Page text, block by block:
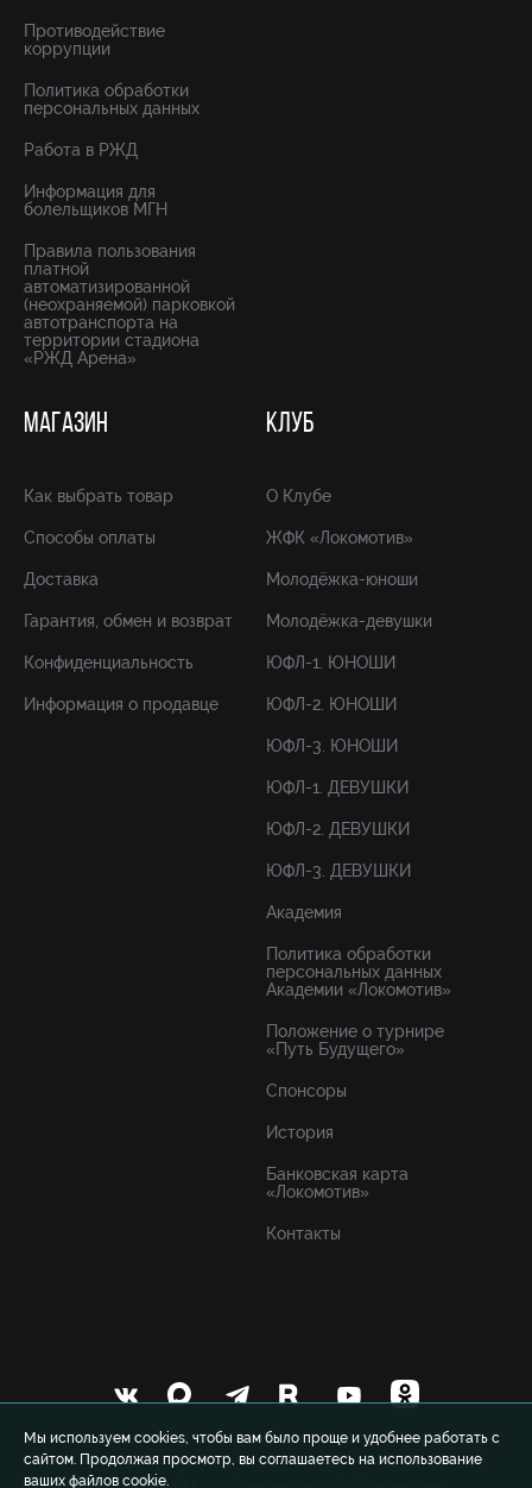
Мы используем cookies, чтобы вам было проще и удобнее работать с
сайтом. Продолжая просмотр, вы соглашаетесь на использование
ваших файлов cookie.
Противодействие
коррупции
Политика обработки
персональных данных
Работа в РЖД
Информация для
болельщиков МГН
Правила пользования
платной
автоматизированной
(неохраняемой) парковкой
автотранспорта на
территории стадиона
«РЖД Арена»
МАГАЗИН
Как выбрать товар
Способы оплаты
Доставка
Гарантия, обмен и возврат
Конфиденциальность
Информация о продавце
КЛУБ
О Клубе
ЖФК «Локомотив»
Молодёжка-юноши
Молодёжка-девушки
ЮФЛ-1. ЮНОШИ
ЮФЛ-2. ЮНОШИ
ЮФЛ-3. ЮНОШИ
ЮФЛ-1. ДЕВУШКИ
ЮФЛ-2. ДЕВУШКИ
ЮФЛ-3. ДЕВУШКИ
Академия
Политика обработки
персональных данных
Академии «Локомотив»
Положение о турнире
«Путь Будущего»
Спонсоры
История
Банковская карта
«Локомотив»
Контакты